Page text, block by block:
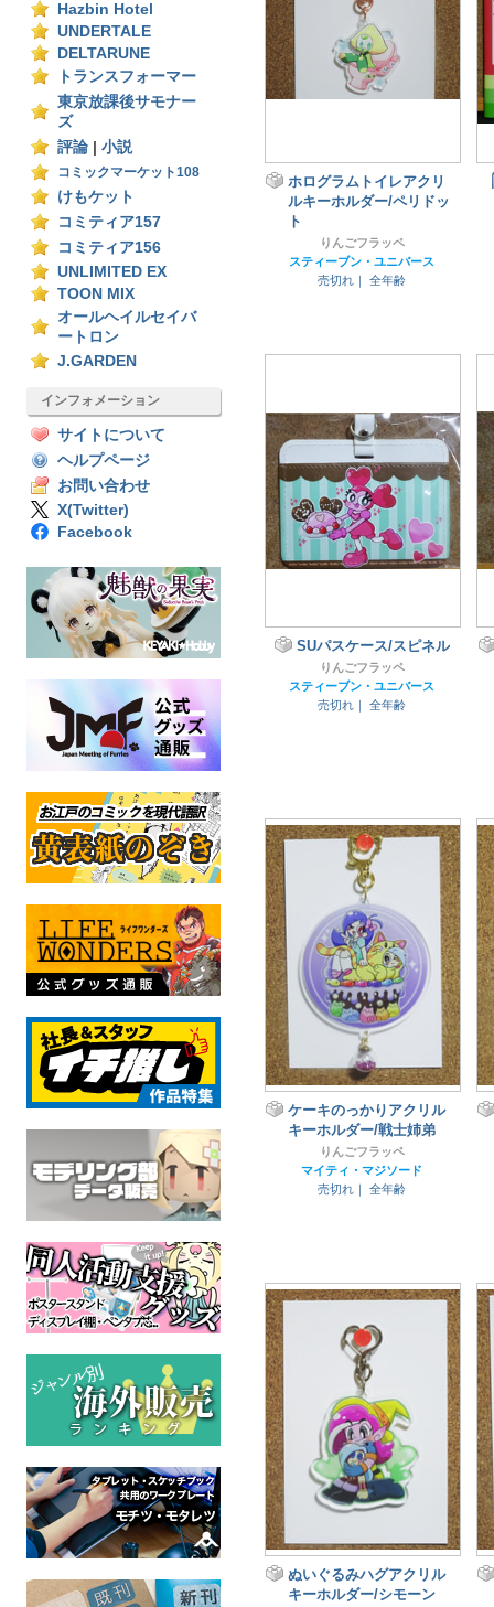
Hazbin Hotel
UNDERTALE
DELTARUNE
トランスフォーマー
東京放課後サモナー
ズ
評論
小説
コミックマーケット108
けもケット
コミティア157
コミティア156
UNLIMITED EX
TOON MIX
オールヘイルセイバ
ートロン
J.GARDEN
インフォメーション
サイトについて
ヘルプページ
お問い合わせ
X(Twitter)
Facebook
ホログラムトイレアクリ
ルキーホルダー/ペリドッ
ト
りんごフラッペ
スティーブン・ユニバース
売切れ｜
全年齢
SUパスケース/スピネル
りんごフラッペ
スティーブン・ユニバース
売切れ｜
全年齢
ケーキのっかりアクリル
キーホルダー/戦士姉弟
りんごフラッペ
マイティ・マジソード
売切れ｜
全年齢
ぬいぐるみハグアクリル
キーホルダー/シモーン